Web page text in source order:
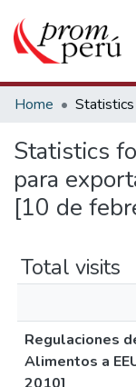
Communities &
Estadísticas
Home Statistics
Statistics
para
[10 de
Total visits
Regulaciones
Alimentos a